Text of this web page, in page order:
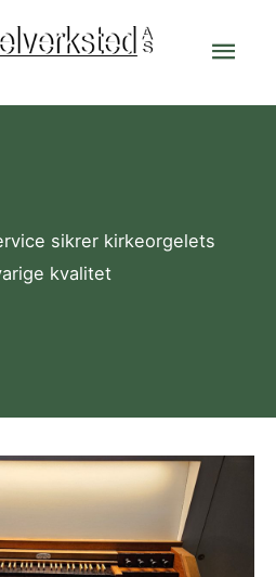
sikrer kirkeorgelets
kvalitet